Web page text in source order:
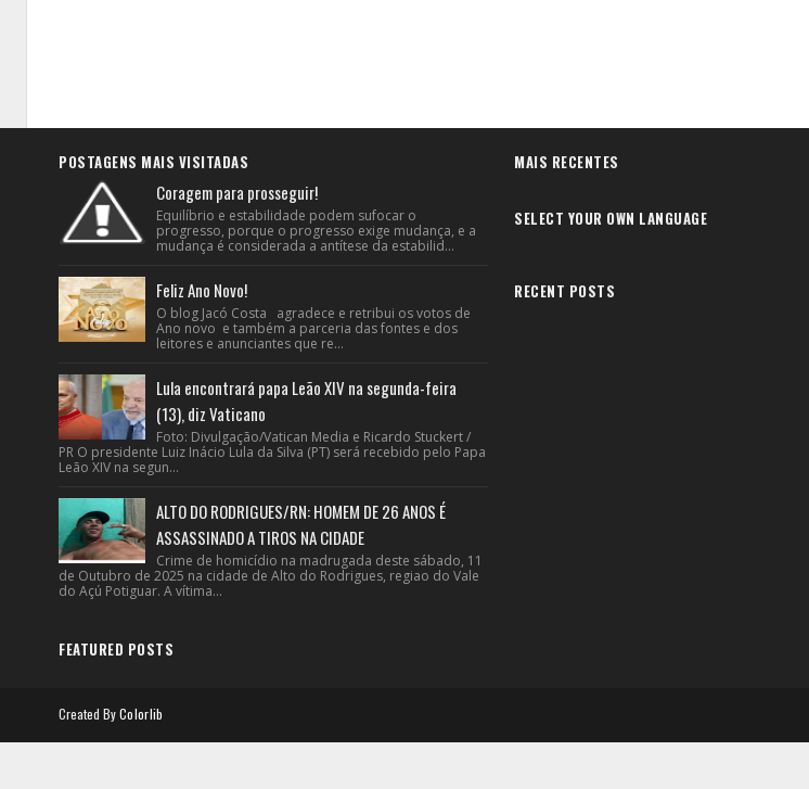
POSTAGENS MAIS VISITADAS
Coragem para prosseguir!
Equilíbrio e estabilidade podem sufocar o
progresso, porque o progresso exige mudança, e a
mudança é considerada a antítese da estabilid...
Feliz Ano Novo!
O blog Jacó Costa agradece e retribui os votos de
Ano novo e também a parceria das fontes e dos
leitores e anunciantes que re...
Lula encontrará papa Leão XIV na segunda-feira
(13), diz Vaticano
Foto: Divulgação/Vatican Media e Ricardo Stuckert /
PR O presidente Luiz Inácio Lula da Silva (PT) será recebido pelo Papa
Leão XIV na segun...
ALTO DO RODRIGUES/RN: HOMEM DE 26 ANOS É
ASSASSINADO A TIROS NA CIDADE
Crime de homicídio na madrugada deste sábado, 11
de Outubro de 2025 na cidade de Alto do Rodrigues, regiao do Vale
do Açú Potiguar. A vítima...
FEATURED POSTS
MAIS RECENTES
SELECT YOUR OWN LANGUAGE
RECENT POSTS
Created ByColorlib